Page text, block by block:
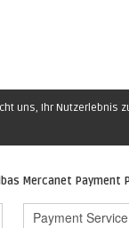
uns, Ihr
Mercanet Payment